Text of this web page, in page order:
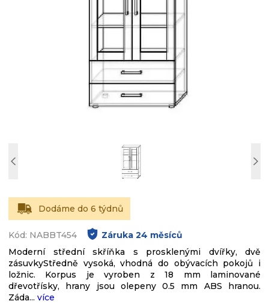
Dodáme do 6 týdnů
Kód: NABBT454 Záruka 24 měsíců
Moderní střední skříňka s prosklenými dvířky, dvě
zásuvkyStředně vysoká, vhodná do obývacích pokojů i
ložnic. Korpus je vyroben z 18 mm laminované
dřevotřísky, hrany jsou olepeny 0.5 mm ABS hranou.
Záda... více